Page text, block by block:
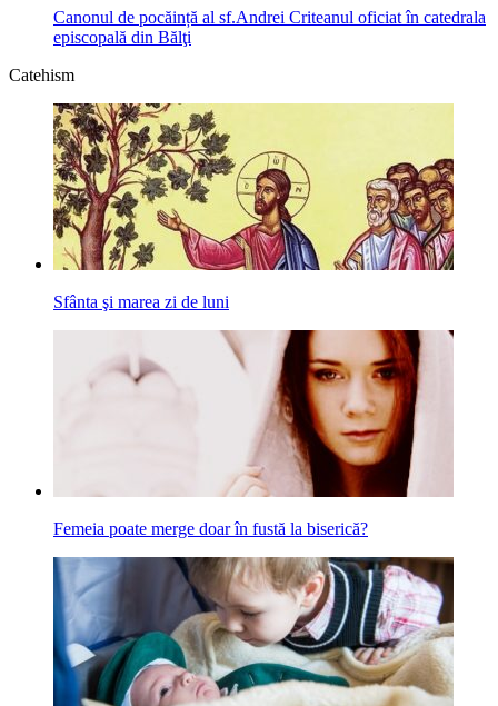
Canonul de pocăință al sf.Andrei Criteanul oficiat în catedrala
episcopală din Bălţi
Catehism
Sfânta şi marea zi de luni
Femeia poate merge doar în fustă la biserică?